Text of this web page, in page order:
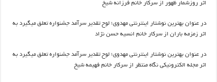
اثر روزشمار ظهور از سرکار خانم فرزانه شیخ
در عنوان بهترین نوشتار اینترنتی مهدوی؛ لوح تقدیر سرآمد جشنواره تعلق می­گیرد به
اثر زمزمه باران از سرکار خانم انسیه حسن نژاد
در عنوان بهترین نوشتار اینترنتی مهدوی؛ لوح تقدیر سرآمد جشنواره تعلق می­گیرد به
اثر مجله الکترونیکی نگاه منتظر از سرکار خانم فهیمه شیخ